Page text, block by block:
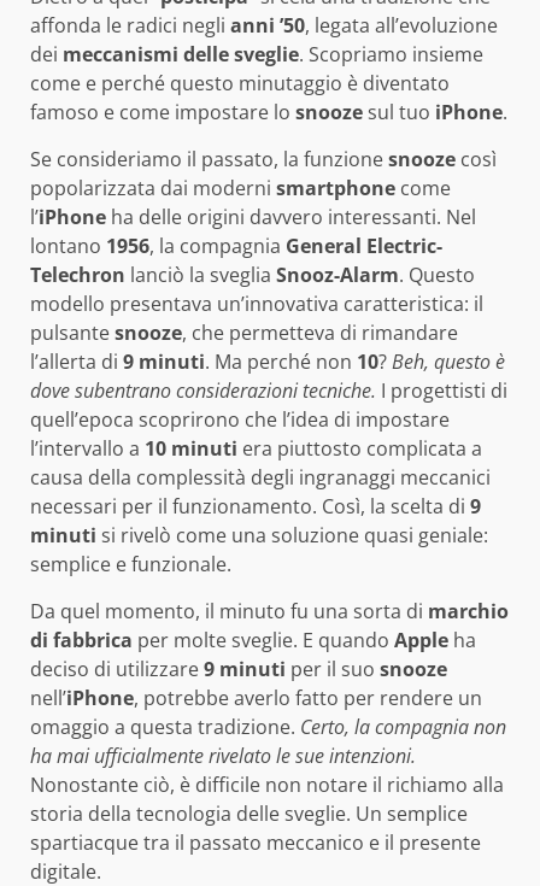
affonda le radici negli anni ’50, legata all’evoluzione
dei meccanismi delle sveglie. Scopriamo insieme
come e perché questo minutaggio è diventato
famoso e come impostare lo snoozesul tuo iPhone.
Se consideriamo il passato, la funzionesnooze così
popolarizzata dai moderni smartphone come
l’iPhone ha delle origini davvero interessanti. Nel
lontano 1956, la compagnia General Electric-
Telechron lanciò la sveglia Snooz-Alarm. Questo
modello presentava un’innovativa caratteristica: il
pulsantesnooze, che permetteva di rimandare
l’allerta di 9 minuti. Ma perché non 10?Beh, questo è
dove subentrano considerazioni tecniche. I progettisti di
quell’epoca scoprirono che l’idea di impostare
l’intervallo a 10 minuti era piuttosto complicata a
causa della complessità degli ingranaggi meccanici
necessari per il funzionamento. Così, la scelta di 9
minuti si rivelò come una soluzione quasi geniale:
semplice e funzionale.
Da quel momento, il minuto fu una sorta di marchio
di fabbrica per molte sveglie. E quando Apple ha
deciso di utilizzare9 minuti per il suo snooze
nell’iPhone, potrebbe averlo fatto per rendere un
omaggio a questa tradizione. Certo, la compagnia non
ha mai ufficialmente rivelato le sue intenzioni.
Nonostante ciò, è difficile non notare il richiamo alla
storia della tecnologia delle sveglie. Un semplice
spartiacque tra il passato meccanico e il presente
digitale.